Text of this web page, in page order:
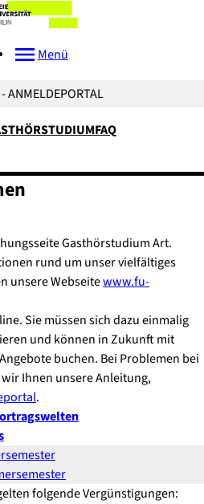
Menü
ANMELDEPORTAL
FAQ
Gasthörstudium Art.
rund um unser vielfältiges
unsere Webseitewww.fu-
Sie müssen sich dazu einmalig
und können in Zukunft mit
buchen. Bei Problemen bei
Ihnen unsere Anleitung,
.
folgende Vergünstigungen: